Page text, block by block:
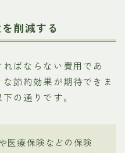
削減する
ばならない費用であ
節約効果が期待できま
の通りです。
医療保険などの保険